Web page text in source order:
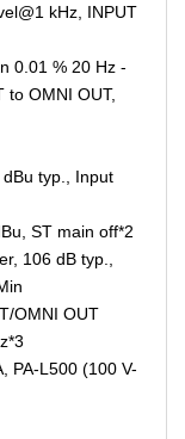
kHz, INPUT
0.01 % 20 Hz -
to OMNI OUT,
typ., Input
ST main off*2
106 dB typ.,
OMNI OUT
PA-L500 (100 V-